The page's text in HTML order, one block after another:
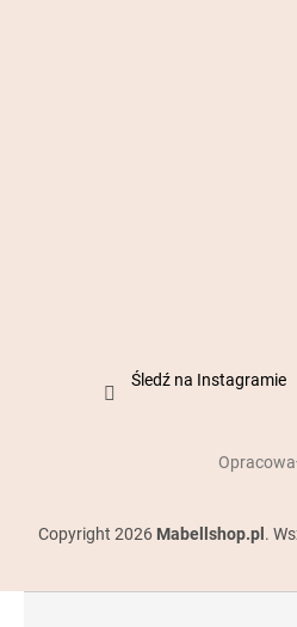
Śledź na Instagramie
Copyright 2026 Mabellshop.pl .